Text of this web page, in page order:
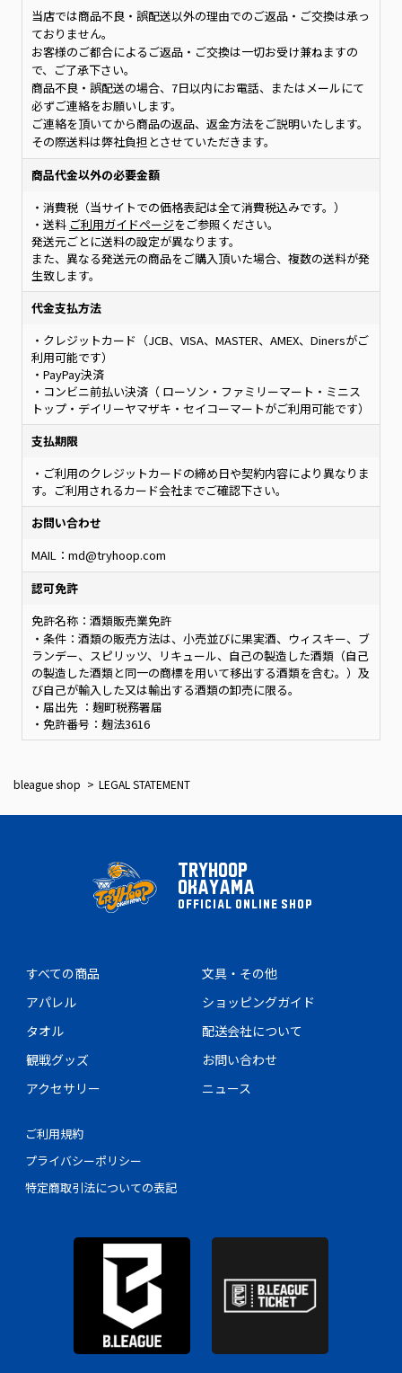
当店では商品不良・誤配送以外の理由でのご返品・ご交換は承っ
ておりません。
お客様のご都合によるご返品・ご交換は一切お受け兼ねますの
で、ご了承下さい。
商品不良・誤配送の場合、7日以内にお電話、またはメールにて
必ずご連絡をお願いします。
ご連絡を頂いてから商品の返品、返金方法をご説明いたします。
その際送料は弊社負担とさせていただきます。
商品代金以外の必要金額
・消費税（当サイトでの価格表記は全て消費税込みです。）
・送料 ご利用ガイドページをご参照ください。
発送元ごとに送料の設定が異なります。
また、異なる発送元の商品をご購入頂いた場合、複数の送料が発
生致します。
代金支払方法
・クレジットカード（JCB、VISA、MASTER、AMEX、Dinersがご
利用可能です）
・PayPay決済
・コンビニ前払い決済（ ローソン・ファミリーマート・ミニス
トップ・デイリーヤマザキ・セイコーマートがご利用可能です）
支払期限
・ご利用のクレジットカードの締め日や契約内容により異なりま
す。ご利用されるカード会社までご確認下さい。
お問い合わせ
MAIL：md@tryhoop.com
認可免許
免許名称：酒類販売業免許
・条件：酒類の販売方法は、小売並びに果実酒、ウィスキー、ブ
ランデー、スピリッツ、リキュール、自己の製造した酒類（自己
の製造した酒類と同一の商標を用いて移出する酒類を含む。）及
び自己が輸入した又は輸出する酒類の卸売に限る。
・届出先 ：麹町税務署届
・免許番号：麹法3616
bleague shop LEGAL STATEMENT
TRYHOOP
OKAYAMA
OFFICIAL ONLINE SHOP
すべての商品
アパレル
タオル
観戦グッズ
アクセサリー
文具・その他
ショッピングガイド
配送会社について
お問い合わせ
ニュース
ご利用規約
プライバシーポリシー
特定商取引法についての表記